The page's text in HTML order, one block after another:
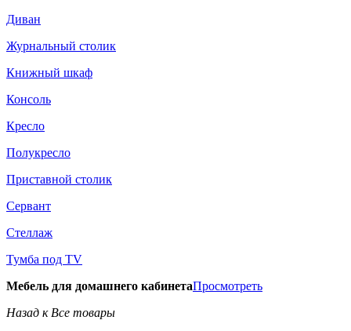
Диван
Журнальный столик
Книжный шкаф
Консоль
Кресло
Полукресло
Приставной столик
Сервант
Стеллаж
Тумба под TV
Мебель для домашнего кабинетаПросмотреть
Назад к Все товары